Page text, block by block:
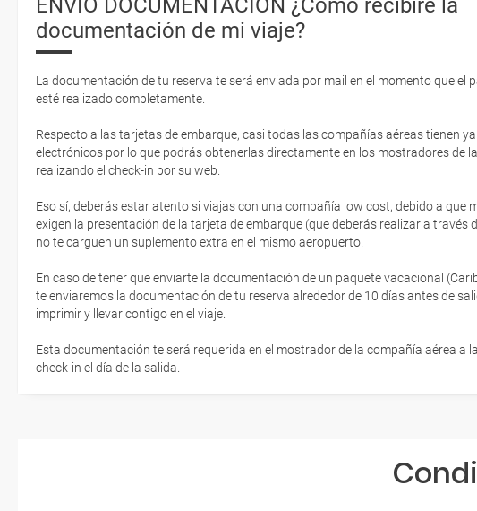
ENVIO DOCUMENTACIÓN ¿Cómo recibiré la
documentación de mi viaje?
La documentación de tu reserva te será enviada por mail en el momento que el
esté realizado completamente.
Respecto a las tarjetas de embarque, casi todas las compañías aéreas tienen
electrónicos por lo que podrás obtenerlas directamente en los mostradores de
realizando el check-in por su web.
Eso sí, deberás estar atento si viajas con una compañía low cost, debido a que
exigen la presentación de la tarjeta de embarque (que deberás realizar a través
no te carguen un suplemento extra en el mismo aeropuerto.
En caso de tener que enviarte la documentación de un paquete vacacional
te enviaremos la documentación de tu reserva alrededor de 10 días antes de
imprimir y llevar contigo en el viaje.
Esta documentación te será requerida en el mostrador de la compañía aérea a
check-in el día de la salida.